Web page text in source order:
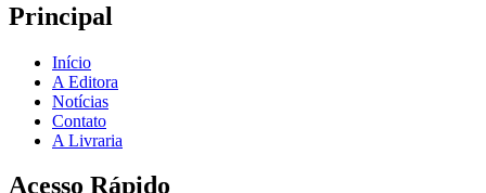
Principal
Início
A Editora
Notícias
Contato
A Livraria
Acesso Rápido